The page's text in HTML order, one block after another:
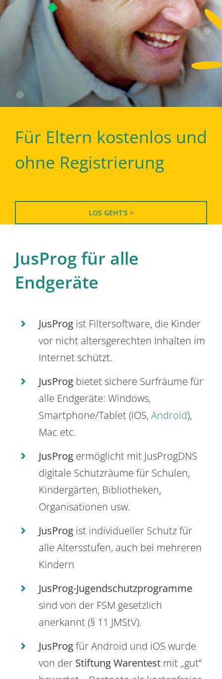
Für Eltern kostenlos und
ohne Registrierung
LOS GEHT’S >
JusProg für alle
Endgeräte
JusProg ist Filtersoftware, die Kinder
vor nicht altersgerechten Inhalten im
Internet schützt.
JusProg bietet sichere Surfräume für
alle Endgeräte: Windows,
Smartphone/Tablet (iOS, Android),
Mac etc.
JusProg ermöglicht mit JusProgDNS
digitale Schutzräume für Schulen,
Kindergärten, Bibliotheken,
Organisationen usw.
JusProg ist individueller Schutz für
alle Altersstufen, auch bei mehreren
Kindern
JusProg-Jugendschutzprogramme
sind von der FSM gesetzlich
anerkannt (§ 11 JMStV).
JusProgfür Android und iOS wurde
von der Stiftung Warentest mit „gut“